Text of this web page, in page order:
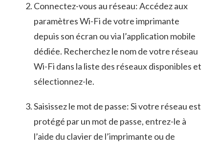
Connectez-vous au réseau: Accédez aux
paramètres ⁣Wi-Fi​ de votre imprimante
depuis son écran ​ou via l’application mobile
dédiée. Recherchez le nom de votre⁣ réseau
Wi-Fi⁣ dans la liste des réseaux disponibles⁤ et‍
sélectionnez-le.
Saisissez le ⁣mot de passe: Si votre réseau est
protégé par un mot de passe, entrez-le à
l’aide du ​clavier de​ l’imprimante ou de‍